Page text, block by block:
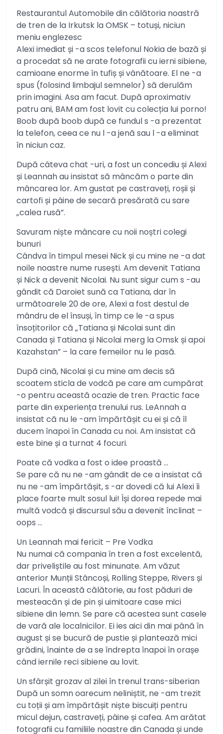
Restaurantul Automobile din călătoria noastră
de tren de la Irkutsk la OMSK – totuși, niciun
meniu englezesc
Alexi imediat și -a scos telefonul Nokia de bază și
a procedat să ne arate fotografii cu ierni sibiene,
camioane enorme în tufiș și vânătoare. El ne -a
spus (folosind limbajul semnelor) să derulăm
prin imagini. Asa am facut. După aproximativ
patru ani, BAM am fost lovit cu colecția lui porno!
Boob după boob după ce fundul s -a prezentat
la telefon, ceea ce nu l -a jenă sau l -a eliminat
în niciun caz.
După câteva chat -uri, a fost un concediu și Alexi
și Leannah au insistat să mâncăm o parte din
mâncarea lor. Am gustat pe castraveți, roșii și
cartofi și pâine de secară presărată cu sare
„calea rusă”.
Savuram niște mâncare cu noii noștri colegi
bunuri
Cândva în timpul mesei Nick și cu mine ne -a dat
noile noastre nume rusești. Am devenit Tatiana
și Nick a devenit Nicolai. Nu sunt sigur cum s -au
gândit că Daroiet sună ca Tatiana, dar în
următoarele 20 de ore, Alexi a fost destul de
mândru de el însuși, în timp ce le -a spus
însoțitorilor că „Tatiana și Nicolai sunt din
Canada și Tatiana și Nicolai merg la Omsk și apoi
Kazahstan” – la care femeilor nu le pasă.
După cină, Nicolai și cu mine am decis să
scoatem sticla de vodcă pe care am cumpărat
-o pentru această ocazie de tren. Practic face
parte din experiența trenului rus. LeAnnah a
insistat că nu le -am împărtășit cu ei și că îl
ducem înapoi în Canada cu noi. Am insistat că
este bine și a turnat 4 focuri.
Poate că vodka a fost o idee proastă …
Se pare că nu ne -am gândit de ce a insistat că
nu ne -am împărtășit, s -ar dovedi că lui Alexi îi
place foarte mult sosul lui! Își dorea repede mai
multă vodcă și discursul său a devenit înclinat –
oops …
Un Leannah mai fericit – Pre Vodka
Nu numai că compania în tren a fost excelentă,
dar priveliștile au fost minunate. Am văzut
anterior Munții Stâncoși, Rolling Steppe, Rivers și
Lacuri. În această călătorie, au fost păduri de
mesteacăn și de pin și uimitoare case mici
sibiene din lemn. Se pare că acestea sunt casele
de vară ale localnicilor. Ei ies aici din mai până în
august și se bucură de pustie și plantează mici
grădini, înainte de a se îndrepta înapoi în orașe
când iernile reci sibiene au lovit.
Un sfârșit grozav al zilei în trenul trans-siberian
După un somn oarecum neliniștit, ne -am trezit
cu toții și am împărtășit niște biscuiți pentru
micul dejun, castraveți, pâine și cafea. Am arătat
fotografii cu familiile noastre din Canada și unde